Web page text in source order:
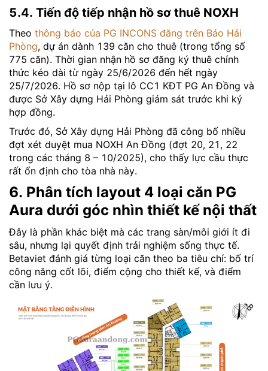
5.4. Tiến độ tiếp nhận hồ sơ thuê NOXH
Theo thông báo của PG INCONS đăng trên Báo Hải
Phòng, dự án dành 139 căn cho thuê (trong tổng số
775 căn). Thời gian nhận hồ sơ đăng ký thuê chính
thức kéo dài từ ngày 25/6/2026 đến hết ngày
25/7/2026. Hồ sơ nộp tại lô CC1 KĐT PG An Đồng và
được Sở Xây dựng Hải Phòng giám sát trước khi ký
hợp đồng.
Trước đó, Sở Xây dựng Hải Phòng đã công bố nhiều
đợt xét duyệt mua NOXH An Đồng (đợt 20, 21, 22
trong các tháng 8 – 10/2025), cho thấy lực cầu thực
rất ổn định cho tòa nhà này.
6. Phân tích layout 4 loại căn PG
Aura dưới góc nhìn thiết kế nội thất
Đây là phần khác biệt mà các trang sàn/môi giới ít đi
sâu, nhưng lại quyết định trải nghiệm sống thực tế.
Betaviet đánh giá từng loại căn theo ba tiêu chí: bố trí
công năng cốt lõi, điểm cộng cho thiết kế, và điểm
cần lưu ý.